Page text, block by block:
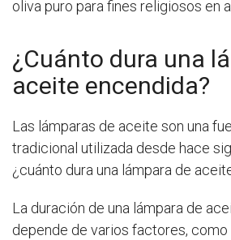
oliva puro para fines religiosos en
¿Cuánto dura una
aceite encendida?
Las lámparas de aceite son una
tradicional utilizada desde hace
¿cuánto dura una lámpara de
La duración de una lámpara de
depende de varios factores, como